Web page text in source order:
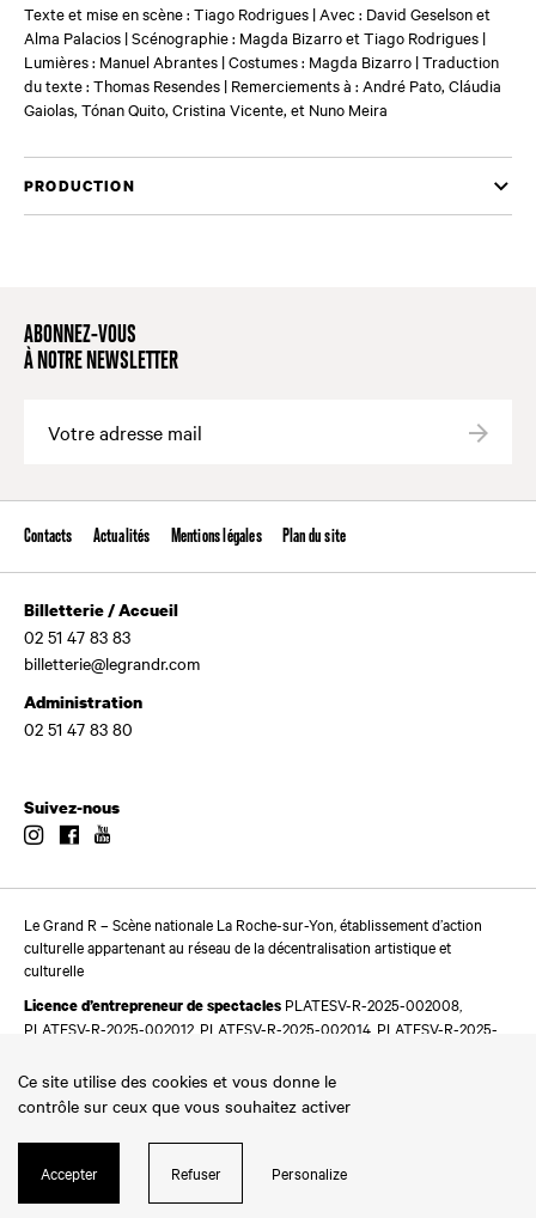
Texte et mise en scène : Tiago Rodrigues | Avec : David Geselson et
Alma Palacios | Scénographie : Magda Bizarro et Tiago Rodrigues |
Lumières : Manuel Abrantes | Costumes : Magda Bizarro | Traduction
du texte : Thomas Resendes | Remerciements à : André Pato, Cláudia
Gaiolas, Tónan Quito, Cristina Vicente, et Nuno Meira
PRODUCTION
ABONNEZ-VOUS
À NOTRE NEWSLETTER
Contacts Actualités Mentions légales Plan du site
Billetterie / Accueil
02 51 47 83 83
billetterie@legrandr.com
Administration
02 51 47 83 80
Suivez-nous
InstagramFacebook
Le Grand R – Scène nationale La Roche-sur-Yon, établissement d’action
culturelle appartenant au réseau de la décentralisation artistique et
culturelle
Licence d’entrepreneur de spectacles PLATESV-R-2025-002008,
PLATESV-R-2025-002012, PLATESV-R-2025-002014, PLATESV-R-2025-
Ce site utilise des cookies et vous donne le
contrôle sur ceux que vous souhaitez activer
Accepter Refuser Personalize